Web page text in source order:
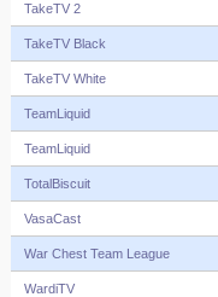
TakeTV 2
TakeTV Black
TakeTV White
TeamLiquid
TeamLiquid
TotalBiscuit
VasaCast
War Chest Team League
WardiTV